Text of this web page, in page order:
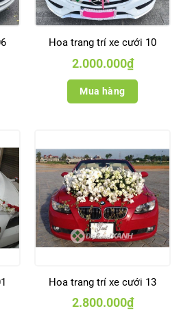
Hoa trang trí xe cưới 10
2.000.000₫
Mua hàng
Hoa trang trí xe cưới 13
2.800.000₫